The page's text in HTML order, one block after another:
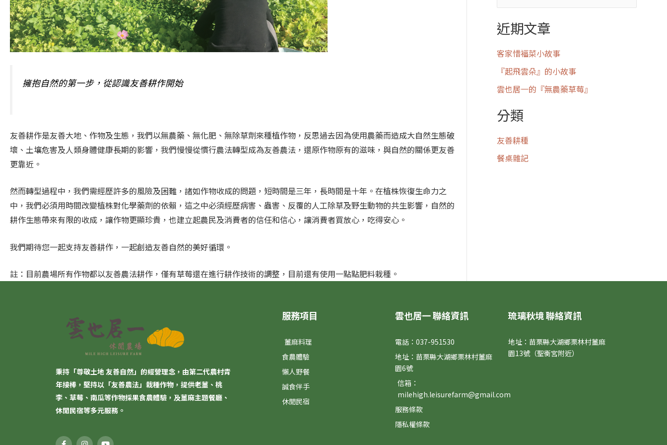
擁抱自然的第一步，從認識友善耕作開始
友善耕作是友善大地、作物及生態，我們以無農藥、無化肥、無除草劑來種植作物，反思過去因為使用農藥而造成大自然生態破
壞、土壤危害及人類身體健康長期的影響，我們慢慢從慣行農法轉型成為友善農法，還原作物原有的滋味，與自然的關係更友善
更靠近。
然而轉型過程中，我們需經歷許多的風險及困難，諸如作物收成的問題，短時間是三年，長時間是十年。在植株恢復生命力之
中，我們必須用時間改變植株對化學藥劑的依賴，這之中必須經歷病害、蟲害、反覆的人工除草及野生動物的共生影響，自然的
耕作生態帶來有限的收成，讓作物更顯珍貴，也建立起農民及消費者的信任和信心，讓消費者買放心，吃得安心。
我們期待您一起支持友善耕作，一起創造友善自然的美好循環。
註：目前農場所有作物都以友善農法耕作，僅有草莓還在進行耕作技術的調整，目前還有使用一點點肥料栽種。
近期文章
客家惜福菜小故事
『起飛雲朵』的小故事
雲也居一的『無農藥草莓』
分類
友善耕種
餐桌雜記
秉持「尊敬土地 友善自然」的經營理念，由第二代農村青
年接棒，堅持以「友善農法」栽種作物，提供老薑、桃
李、草莓、南瓜等作物採果食農體驗，及薑麻主題餐廳、
休閒民宿等多元服務。
F I Y
服務項目
薑麻料理
食農體驗
懶人野餐
誠食伴手
休閒民宿
雲也居一 聯絡資訊
電話：037-951530
地址：苗栗縣大湖鄉栗林村薑麻
園6號
信箱：
milehigh.leisurefarm@gmail.com
服務條款
隱私權條款
琉璃秋境 聯絡資訊
地址：苗栗縣大湖鄉栗林村薑麻
園13號（聖衡宮附近）